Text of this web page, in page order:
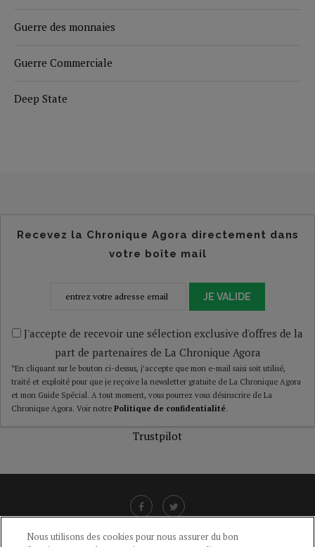
Guerre des monnaies
Guerre Commerciale
Deep State
Recevez la Chronique Agora directement dans
votre boîte mail
JE VALIDE
J'accepte de recevoir une sélection exclusive d'offres de la
part de partenaires de La Chronique Agora
*En cliquant sur le bouton ci-dessus, j’accepte que mon e-mail saisi soit utilisé,
traité et exploité pour que je reçoive la newsletter gratuite de La Chronique Agora
et mon Guide Spécial. A tout moment, vous pourrez vous désinscrire de La
Chronique Agora. Voir notre Politique de confidentialité.
Trustpilot
Nous utilisons des cookies pour nous assurer du bon